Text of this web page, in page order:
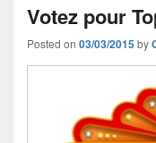
Votez pour
Posted on 03/03/2015by